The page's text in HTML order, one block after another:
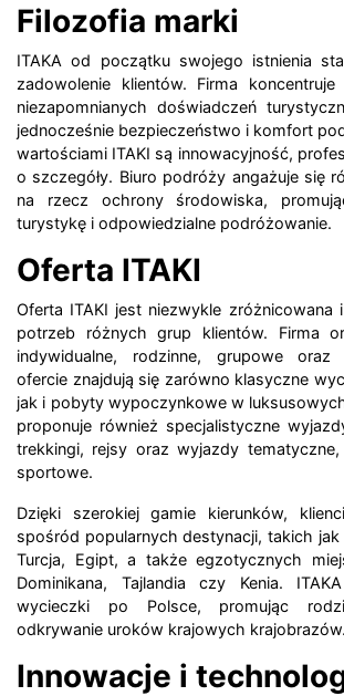
Filozofia marki
ITAKA od początku swojego istnienia
zadowolenie klientów. Firma
niezapomnianych doświadczeń
jednocześnie bezpieczeństwo i komfort
wartościami ITAKI są innowacyjność,
o szczegóły. Biuro podróży angażuje się
na rzecz ochrony środowiska,
turystykę i odpowiedzialne podróżowanie.
Oferta ITAKI
Oferta ITAKI jest niezwykle zróżnicowana
potrzeb różnych grup klientów. Firma
indywidualne, rodzinne, grupowe oraz
ofercie znajdują się zarówno klasyczne
jak i pobyty wypoczynkowe w
proponuje również specjalistyczne
trekkingi, rejsy oraz wyjazdy
sportowe.
Dzięki szerokiej gamie kierunków,
spośród popularnych destynacji, takich jak
Turcja, Egipt, a także egzotycznych
Dominikana, Tajlandia czy Kenia.
wycieczki po Polsce, promując
odkrywanie uroków krajowych krajobrazów.
Innowacje i